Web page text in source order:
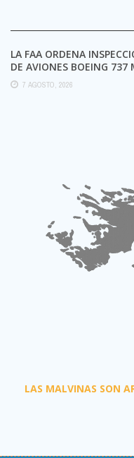
LA FAA ORDENA
DE AVIONES BOEING 737
POSIBLES GRIETAS
7 AGOSTO, 2026
LAS MALVINAS SON